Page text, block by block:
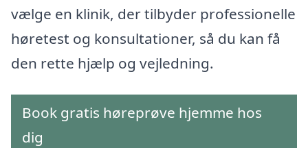
vælge en klinik, der tilbyder professionelle
høretest og konsultationer, så du kan få
den rette hjælp og vejledning.
Book gratis høreprøve hjemme hos
dig